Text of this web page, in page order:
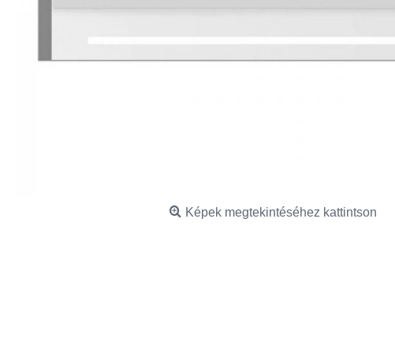
Képek megtekintéséhez kattintson